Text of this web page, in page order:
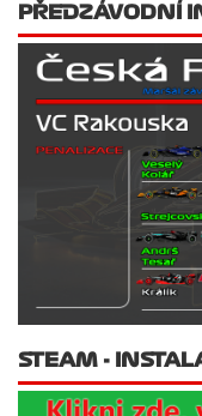
PŘEDZÁVODNÍ
STEAM -